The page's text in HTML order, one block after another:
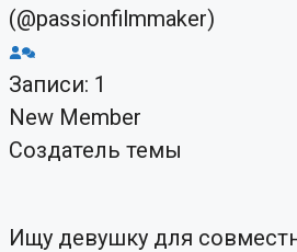
(@passionfilmmaker)
Записи: 1
New Member
Создатель темы
Ищу девушку для